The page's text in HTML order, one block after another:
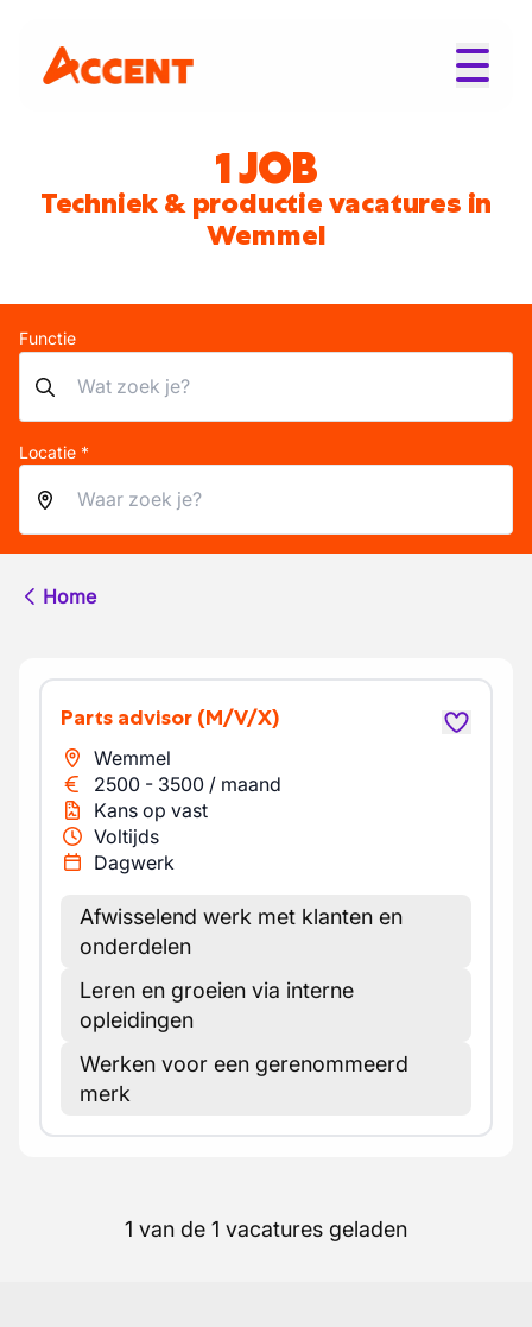
1 JOB
Techniek & productie vacatures in
Wemmel
Functie
Locatie *
Home
Parts advisor (M/V/X)
Wemmel
2500 - 3500 / maand
Kans op vast
Voltijds
Dagwerk
Afwisselend werk met klanten en
onderdelen
Leren en groeien via interne
opleidingen
Werken voor een gerenommeerd
merk
1 van de 1 vacatures geladen